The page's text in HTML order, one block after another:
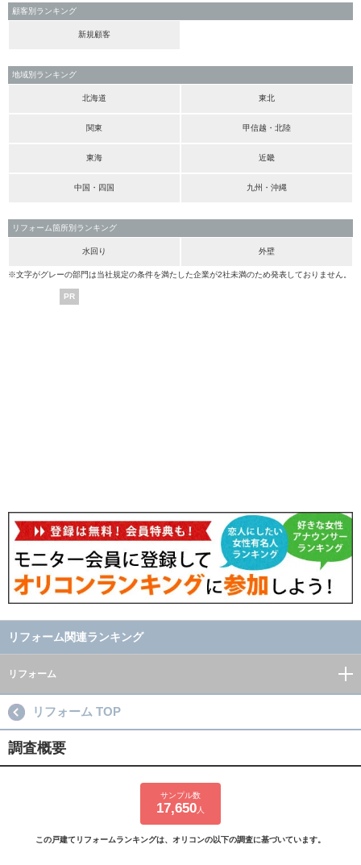
顧客別ランキング
新規顧客
地域別ランキング
北海道 東北
関東 甲信越・北陸
東海 近畿
中国・四国 九州・沖縄
リフォーム箇所別ランキング
水回り 外壁
※文字がグレーの部門は当社規定の条件を満たした企業が2社未満のため発表しておりません。
PR
リフォーム関連ランキング
リフォーム
リフォーム TOP
調査概要
サンプル数
17,650 人
この戸建てリフォームランキングは、オリコンの以下の調査に基づいています。